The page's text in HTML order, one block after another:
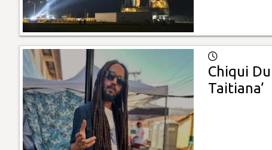
Chiqui
Taitiana’